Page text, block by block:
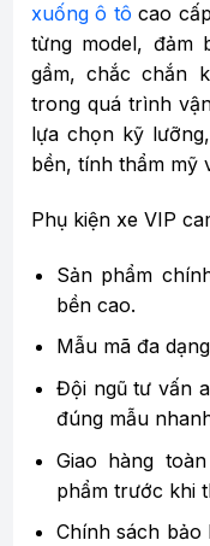
xuống ô tô cao
từng model, đảm
gầm, chắc chắn
trong quá trình
lựa chọn kỹ
bền, tính thẩm mỹ
Phụ kiện xe VIP
Sản phẩm
bền cao.
Mẫu mã đa
Đội ngũ tư vấn
đúng mẫu
Giao hàng
phẩm trước khi
Chính sách